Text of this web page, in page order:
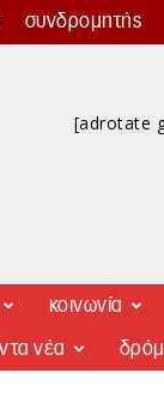
συνδρομητής
[adrotate
κοινωνία
νέα